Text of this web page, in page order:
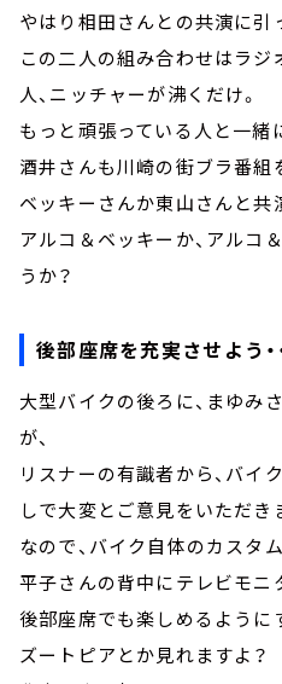
やはり相田さんとの共演に引
この二人の組み合わせはラ
人、ニッチャーが沸くだけ。
もっと頑張っている人と一緒
酒井さんも川崎の街ブラ番組
ベッキーさんか東山さんと共
アルコ＆ベッキーか、アルコ
うか？
後部座席を充実させよう・
大型バイクの後ろに、まゆみ
が、
リスナーの有識者から、バイ
しで大変とご意見をいただき
なので、バイク自体のカスタ
平子さんの背中にテレビモニ
後部座席でも楽しめるように
ズートピアとか見れますよ？